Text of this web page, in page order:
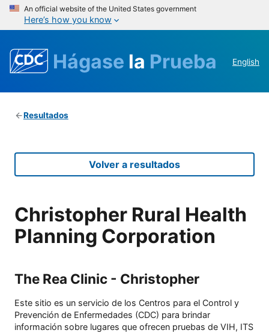
An official website of the United States government
Here’s how you know
Hágase la Prueba English
Resultados
Volver a resultados
Christopher Rural Health
Planning Corporation
The Rea Clinic - Christopher
Este sitio es un servicio de los Centros para el Control y
Prevención de Enfermedades (CDC) para brindar
información sobre lugares que ofrecen pruebas de VIH, ITS